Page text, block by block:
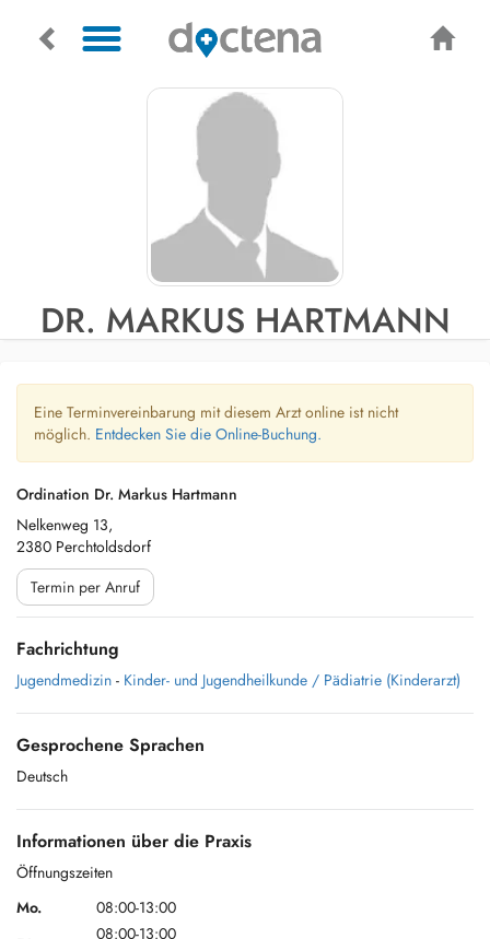
DR. MARKUS HARTMANN
Eine Terminvereinbarung mit diesem Arzt online ist nicht
möglich. Entdecken Sie die Online-Buchung.
Ordination Dr. Markus Hartmann
Nelkenweg 13,
2380 Perchtoldsdorf
Termin per Anruf
Fachrichtung
Jugendmedizin - Kinder- und Jugendheilkunde / Pädiatrie (Kinderarzt)
Gesprochene Sprachen
Deutsch
Informationen über die Praxis
Öffnungszeiten
Mo.
08:00-13:00
08:00-13:00